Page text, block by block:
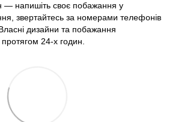
— напишіть своє побажання у
звертайтесь за номерами телефонів
дизайни та побажання
24-х годин.